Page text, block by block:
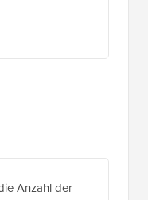
Anzahl der